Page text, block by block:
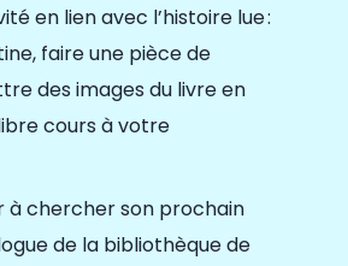
en lien avec l’histoire lue:
faire une pièce de
des images du livre en
cours à votre
à chercher son prochain
de la bibliothèque de